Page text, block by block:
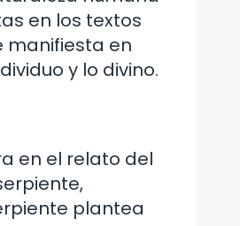
en los textos
manifiesta en
y lo divino.
en el relato del
plantea